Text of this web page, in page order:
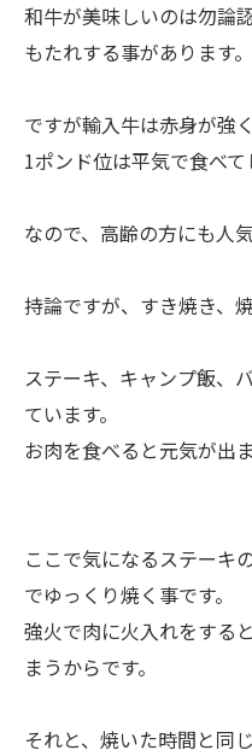
和牛が美味しいのは勿論
もたれする事があります。
ですが輸入牛は赤身が強
1ポンド位は平気で食べて
なので、高齢の方にも人気
持論ですが、すき焼き、
ステーキ、キャンプ飯、
ています。
お肉を食べると元気が出
ここで気になるステーキ
でゆっくり焼く事です。
強火で肉に火入れをする
まうからです。
それと、焼いた時間と同